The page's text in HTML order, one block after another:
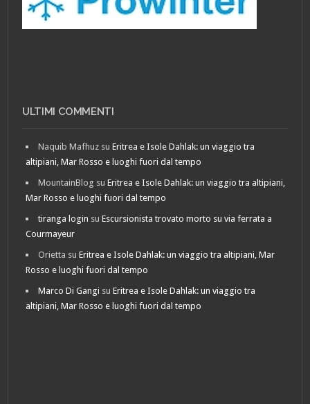
ULTIMI COMMENTI
Naquib Mafhuz suEritrea e Isole Dahlak: un viaggio tra
altipiani, Mar Rosso e luoghi fuori dal tempo
MountainBlog suEritrea e Isole Dahlak: un viaggio tra altipiani,
Mar Rosso e luoghi fuori dal tempo
tiranga login suEscursionista trovato morto su via ferrata a
Courmayeur
Orietta suEritrea e Isole Dahlak: un viaggio tra altipiani, Mar
Rosso e luoghi fuori dal tempo
Marco Di Gangi suEritrea e Isole Dahlak: un viaggio tra
altipiani, Mar Rosso e luoghi fuori dal tempo